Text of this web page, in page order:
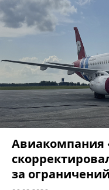
Авиакомпания
за